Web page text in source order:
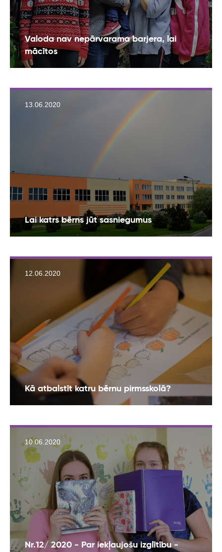
Valoda nav nepārvarama barjera, lai
mācītos
13.06.2020
Lai katrs bērns jūt sasniegumus
12.06.2020
Kā atbalstīt katru bērnu pirmsskolā?
10.06.2020
Nr.12/ 2020 - Par iekļaujošu izglītību -